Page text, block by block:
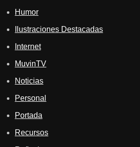
Humor
Ilustraciones Destacadas
Internet
MuvinTV
Noticias
Personal
Portada
Recursos